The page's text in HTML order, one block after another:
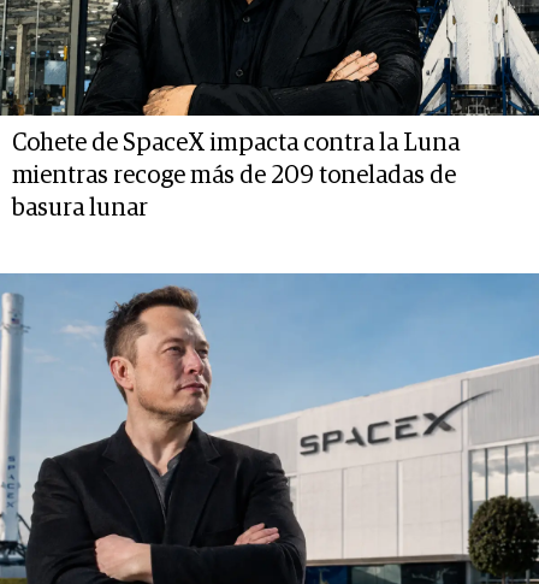
Cohete de SpaceX impacta contra la Luna
mientras recoge más de 209 toneladas de
basura lunar